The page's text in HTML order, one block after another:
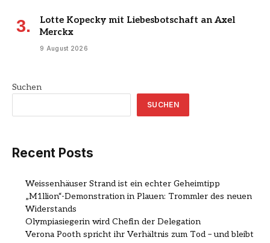
Lotte Kopecky mit Liebesbotschaft an Axel
Merckx
9 August 2026
Suchen
SUCHEN
Recent Posts
Weissenhäuser Strand ist ein echter Geheimtipp
„M1llion“-Demonstration in Plauen: Trommler des neuen
Widerstands
Olympiasiegerin wird Chefin der Delegation
Verona Pooth spricht ihr Verhältnis zum Tod – und bleibt